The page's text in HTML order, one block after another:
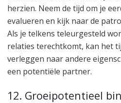
herzien. Neem de tijd om je
evalueren en kijk naar de
Als je telkens teleurgesteld
relaties terechtkomt, kan het
verleggen naar andere
een potentiële partner.
12. Groeipotentieel